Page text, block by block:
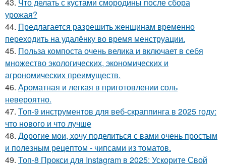
урожая?
44. Предлагается разрешить женщинам временно
переходить на удалёнку во время менструации.
45. Польза компоста очень велика и включает в себя
множество экологических, экономических и
агрономических преимуществ.
46. Ароматная и легкая в приготовлении соль
невероятно.
47. Топ-9 инструментов для веб-скраппинга в 2025 году:
что нового и что лучше
48. Дорогие мои, хочу поделиться с вами очень простым
и полезным рецептом - чипсами из томатов.
49. Топ-8 Прокси для Instagram в 2025: Ускорите Свой